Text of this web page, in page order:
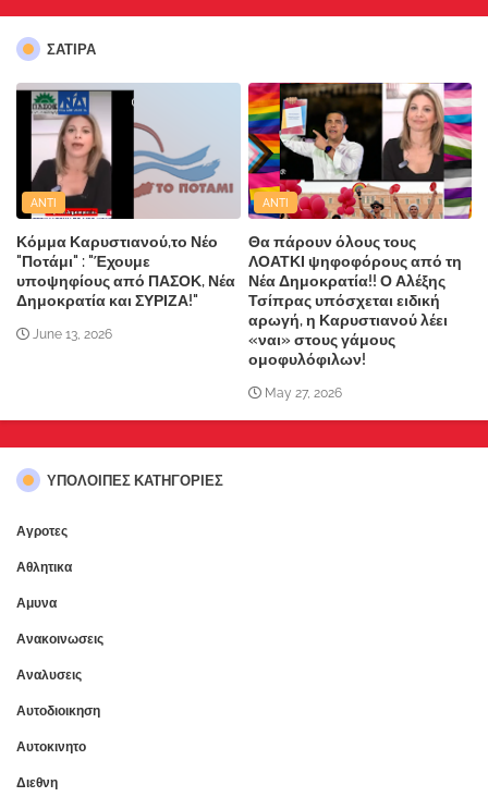
ΣΑΤΙΡΑ
ANTI
Κόμμα Καρυστιανού,το Νέο
"Ποτάμι" : "Έχουμε
υποψηφίους από ΠΑΣΟΚ, Νέα
Δημοκρατία και ΣΥΡΙΖΑ!"
June 13, 2026
ANTI
Θα πάρουν όλους τους
ΛΟΑΤΚΙ ψηφοφόρους από τη
Νέα Δημοκρατία!! Ο Αλέξης
Τσίπρας υπόσχεται ειδική
αρωγή, η Καρυστιανού λέει
«ναι» στους γάμους
ομοφυλόφιλων!
May 27, 2026
ΥΠΌΛΟΙΠΕΣ ΚΑΤΗΓΟΡΊΕΣ
Αγροτες
Αθλητικα
Αμυνα
Ανακοινωσεις
Αναλυσεις
Αυτοδιοικηση
Αυτοκινητο
Διεθνη